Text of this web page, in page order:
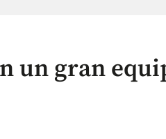
un gran